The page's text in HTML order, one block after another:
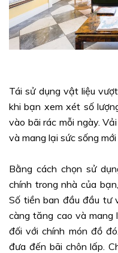
Tái sử dụng vật liệu
khi bạn xem xét số
vào bãi rác mỗi ngày.
và mang lại sức sống
Bằng cách chọn sử
chính trong nhà của
Số tiền ban đầu đầu tư
càng tăng cao và mang
đối với chính món đồ
đưa đến bãi chôn lấp.